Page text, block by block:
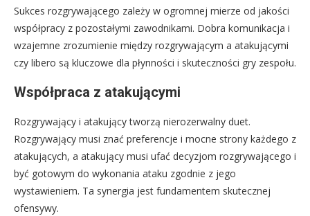
Sukces rozgrywającego zależy w ogromnej mierze od jakości
współpracy z pozostałymi zawodnikami. Dobra komunikacja i
wzajemne zrozumienie między rozgrywającym a atakującymi
czy libero są kluczowe dla płynności i skuteczności gry zespołu.
Współpraca z atakującymi
Rozgrywający i atakujący tworzą nierozerwalny duet.
Rozgrywający musi znać preferencje i mocne strony każdego z
atakujących, a atakujący musi ufać decyzjom rozgrywającego i
być gotowym do wykonania ataku zgodnie z jego
wystawieniem. Ta synergia jest fundamentem skutecznej
ofensywy.